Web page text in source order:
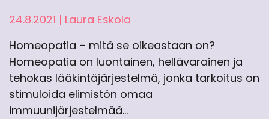
24.8.2021 | Laura Eskola
Homeopatia – mitä se oikeastaan on?
Homeopatia on luontainen, hellävarainen ja
tehokas lääkintäjärjestelmä, jonka tarkoitus on
stimuloida elimistön omaa
immuunijärjestelmää…